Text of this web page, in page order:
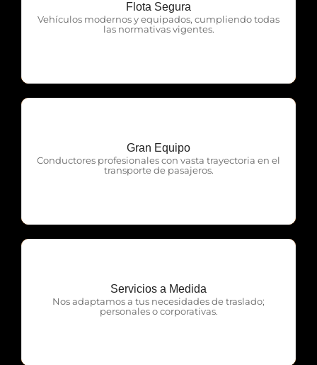
Flota Segura
Vehículos modernos y equipados, cumpliendo todas
las normativas vigentes.
OTP Servicios
Gran Equipo
Conductores profesionales con vasta trayectoria en el
transporte de pasajeros.
OTP Servicios
Servicios a Medida
Nos adaptamos a tus necesidades de traslado;
personales o corporativas.
OTP Servicios